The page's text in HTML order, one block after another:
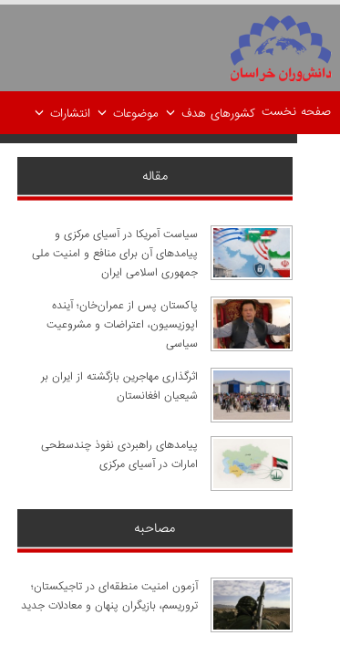
صفحه نخست کشورهای هدف موضوعات انتشارات
مقاله
سیاست آمریکا در آسیای مرکزی و
پیامدهای آن برای منافع و امنیت ملی
جمهوری اسلامی ایران
پاکستان پس از عمران‌خان؛ آینده
اپوزیسیون، اعتراضات و مشروعیت
سیاسی
اثرگذاری مهاجرین بازگشته از ایران بر
شیعیان افغانستان
پیامدهای راهبردی نفوذ چندسطحی
امارات در آسیای مرکزی
مصاحبه
آزمون امنیت منطقه‌ای در تاجیکستان؛
تروریسم، بازیگران پنهان و معادلات جدید